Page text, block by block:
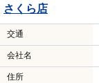
さくら店
交通
会社名
住所